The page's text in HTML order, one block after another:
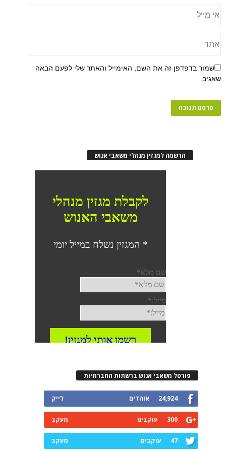
שמור בדפדפן זה את השם, האימייל והאתר שלי לפעם הבאה
שאגיב.
הרשמה למגזין מנהלי משאבי אנוש
פורטל משאבי אנוש ברשתות החברתיות
24,924 אוהדים לייק
300 עוקבים מעקב
47 עוקבים מעקב